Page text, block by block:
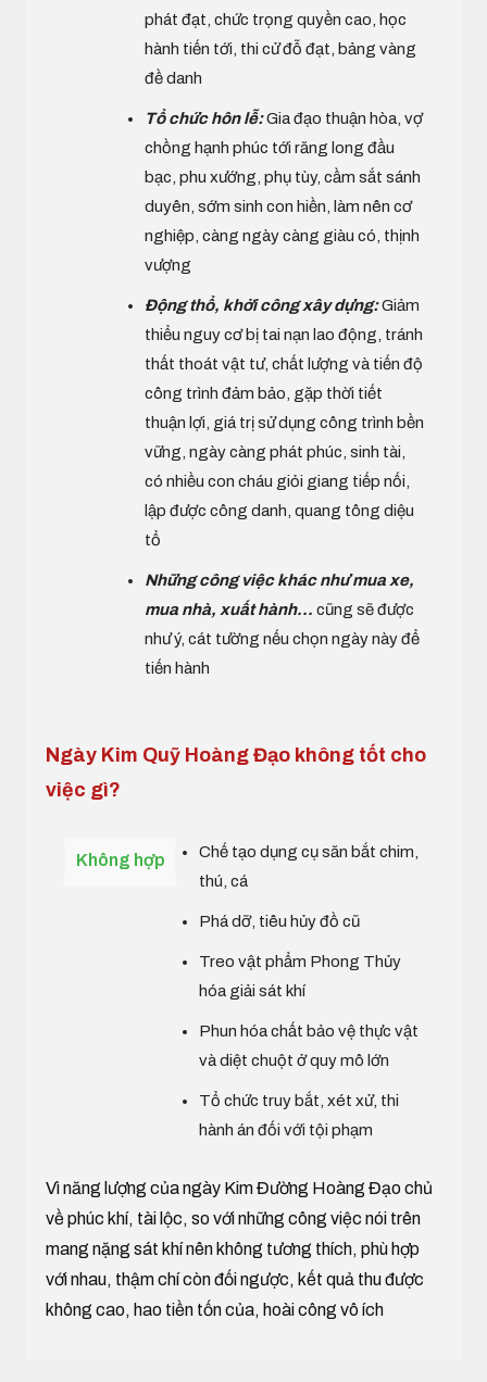
phát đạt, chức trọng quyền cao, học
hành tiến tới, thi cử đỗ đạt, bảng vàng
đề danh
Tổ chức hôn lễ:Gia đạo thuận hòa, vợ
chồng hạnh phúc tới răng long đầu
bạc, phu xướng, phụ tùy, cầm sắt sánh
duyên, sớm sinh con hiền, làm nên cơ
nghiệp, càng ngày càng giàu có, thịnh
vượng
Động thổ, khởi công xây dựng:Giảm
thiểu nguy cơ bị tai nạn lao động, tránh
thất thoát vật tư, chất lượng và tiến độ
công trình đảm bảo, gặp thời tiết
thuận lợi, giá trị sử dụng công trình bền
vững, ngày càng phát phúc, sinh tài,
có nhiều con cháu giỏi giang tiếp nối,
lập được công danh, quang tông diệu
tổ
Những công việc khác như mua xe,
mua nhà, xuất hành... cũng sẽ được
như ý, cát tường nếu chọn ngày này để
tiến hành
Ngày Kim Quỹ Hoàng Đạo không tốt cho
việc gì?
Không hợp
Chế tạo dụng cụ săn bắt chim,
thú, cá
Phá dỡ, tiêu hủy đồ cũ
Treo vật phẩm Phong Thủy
hóa giải sát khí
Phun hóa chất bảo vệ thực vật
và diệt chuột ở quy mô lớn
Tổ chức truy bắt, xét xử, thi
hành án đối với tội phạm
Vì năng lượng của ngày Kim Đường Hoàng Đạo chủ
về phúc khí, tài lộc, so với những công việc nói trên
mang nặng sát khí nên không tương thích, phù hợp
với nhau, thậm chí còn đối ngược, kết quả thu được
không cao, hao tiền tốn của, hoài công vô ích